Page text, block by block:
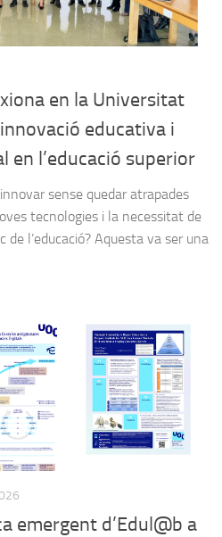
en la Universitat
educativa i
l’educació superior
sense quedar atrapades
tecnologies i la necessitat de
l’educació? Aquesta va ser una
emergent d’Edul@b a